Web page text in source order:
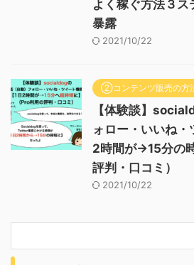
よく稼ぐ方法３ス
暴露
2021/10/22
②コンテンツ販売の方
【体験談】
ォロー・いいね・
2時間が→15分の
評判・口コミ）
2021/10/22